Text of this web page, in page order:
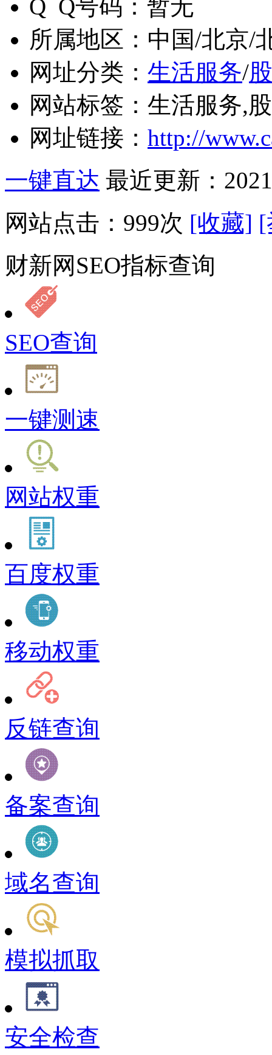
Q Q号码： 暂无
所属地区： 中国/北京/
网址分类： 生活服务/
网站标签： 生活服务,
网址链接： http://
一键直达 最近更新：
网站点击： 999次 [收藏] [
财新网SEO指标查询
SEO查询
一键测速
网站权重
百度权重
移动权重
反链查询
备案查询
域名查询
模拟抓取
安全检查